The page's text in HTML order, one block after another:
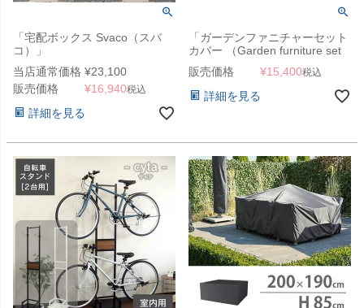
「宅配ボックス Svaco（スバ
コ）」
当店通常価格 ¥23,100
販売価格
¥16,940税込
詳細を見る
「ガーデンファニチャーセット
カバー （Garden furniture set
cover） エアロカバー
（AeroCover） #7913
130x130x85cm（NS）」【沖
縄・離島は送料要見積り】
販売価格 ¥15,400税込
詳細を見る